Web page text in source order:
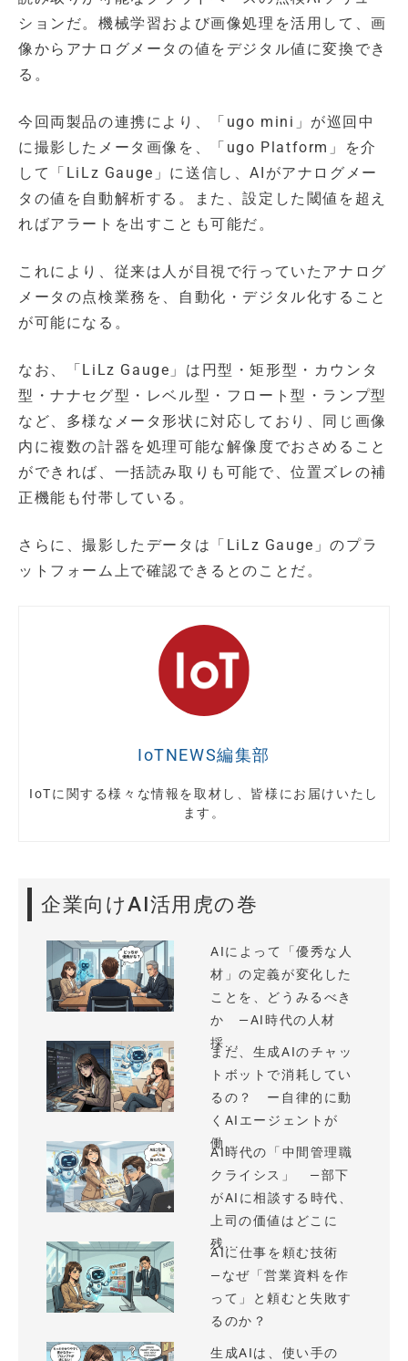
ションだ。機械学習および画像処理を活用して、画
像からアナログメータの値をデジタル値に変換でき
る。
今回両製品の連携により、「ugo mini」が巡回中
に撮影したメータ画像を、「ugo Platform」を介
して「LiLz Gauge」に送信し、AIがアナログメー
タの値を自動解析する。また、設定した閾値を超え
ればアラートを出すことも可能だ。
これにより、従来は人が目視で行っていたアナログ
メータの点検業務を、自動化・デジタル化すること
が可能になる。
なお、「LiLz Gauge」は円型・矩形型・カウンタ
型・ナナセグ型・レベル型・フロート型・ランプ型
など、多様なメータ形状に対応しており、同じ画像
内に複数の計器を処理可能な解像度でおさめること
ができれば、一括読み取りも可能で、位置ズレの補
正機能も付帯している。
さらに、撮影したデータは「LiLz Gauge」のプラ
ットフォーム上で確認できるとのことだ。
IoTNEWS編集部
IoTに関する様々な情報を取材し、皆様にお届けいたし
ます。
企業向けAI活用虎の巻
AIによって「優秀な人
材」の定義が変化した
ことを、どうみるべき
か —AI時代の人材
採...
まだ、生成AIのチャッ
トボットで消耗してい
るの？ ー自律的に動
くAIエージェントが
働...
AI時代の「中間管理職
クライシス」 —部下
がAIに相談する時代、
上司の価値はどこに
残...
AIに仕事を頼む技術
—なぜ「営業資料を作
って」と頼むと失敗す
るのか？
生成AIは、使い手の